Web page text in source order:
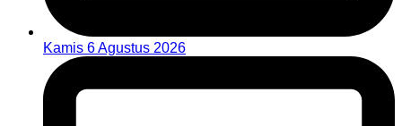
Kamis 6 Agustus 2026